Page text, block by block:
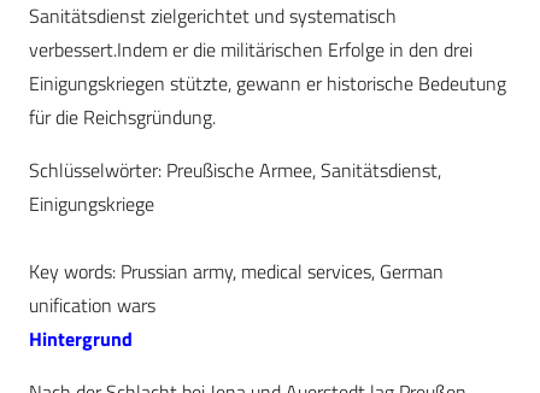
Sanitätsdienst zielgerichtet und systematisch
verbessert.Indem er die militärischen Erfolge in den drei
Einigungskriegen stützte, gewann er historische Bedeutung
für die Reichsgründung.
Schlüsselwörter: Preußische Armee, Sanitätsdienst,
Einigungskriege
Key words: Prussian army, medical services, German
unification wars
Hintergrund